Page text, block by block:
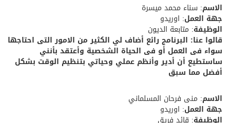
الاسم: سناء محمد ميسرة
جهة العمل: اوريدو
الوظيفة: متابعة الديون
قالوا عنا: البرنامج رائع أضاف لي الكثير من الامور التى احتاجها
سواء فى العمل أو فى الحياة الشخصية وأعتقد بأنني
ساستطيع أن أدير وأنظم عملي وحياتي بتنظيم الوقت بشكل
أفضل مما سبق
الاسم: منى فرحان المسلماني
جهة العمل: اوريدو
الوظيفة: قائد فريق